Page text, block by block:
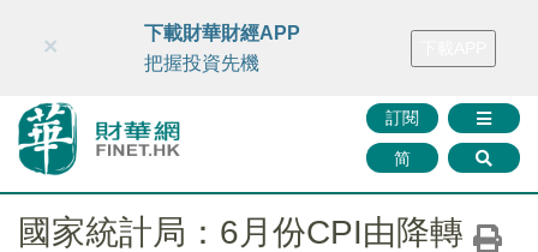
財華智庫網 FINTV FINMETA 財華證券 媒體矩陣
訂閱
简
×
下載財華財經APP
把握投資先機
國家統計局：6月份CPI由降轉